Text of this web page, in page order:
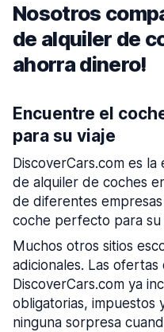
Nosotros
de alquiler de
ahorra dinero!
Encuentre el
para su viaje
DiscoverCars.com es
de alquiler de coches
de diferentes
coche perfecto para su
Muchos otros sitios
adicionales. Las
DiscoverCars.com ya
obligatorias, impuestos
ninguna sorpresa